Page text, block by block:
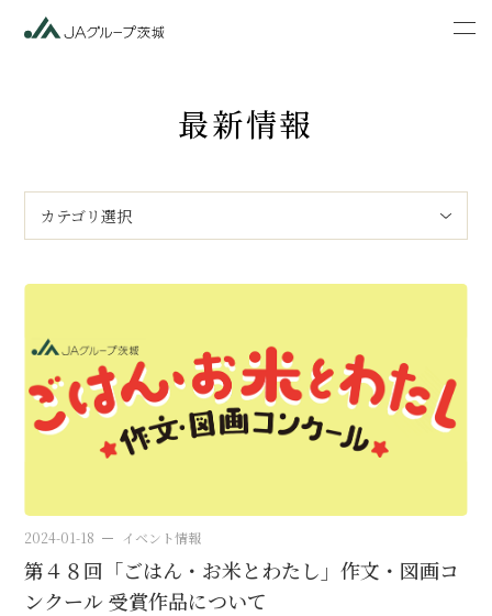
最新情報
カテゴリ選択
2024-01-18 イベント情報
第４８回「ごはん・お米とわたし」作文・図画コ
ンクール 受賞作品について